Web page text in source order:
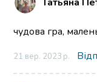
чудова гра,
21 вер. 2023 р.